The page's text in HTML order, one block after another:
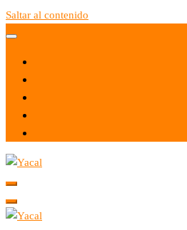
Saltar al contenido